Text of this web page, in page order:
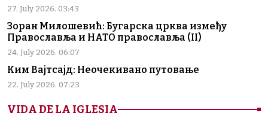
27. July 2026. 03:43
Зоран Милошевић: Бугарска црква између
Православља и НАТО православља (II)
24. July 2026. 06:07
Ким Вајтсајд: Неочекивано путовање
22. July 2026. 07:23
VIDA DE LA IGLESIA